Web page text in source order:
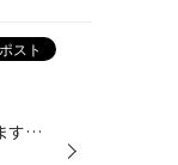
今日は、タイヤの寿命を延ばすための秘訣を、タイヤのプロとしてご紹介いたします！ ①タイヤ点検／空気圧充填 皆さんはクルマにお乗りになる際、タイヤの状態を気にしていますか？ 定期的なタイヤ点検は、安全・安心な走行のためにとても大切です。 とくにタイヤの空気圧不足に気付かず運転している...